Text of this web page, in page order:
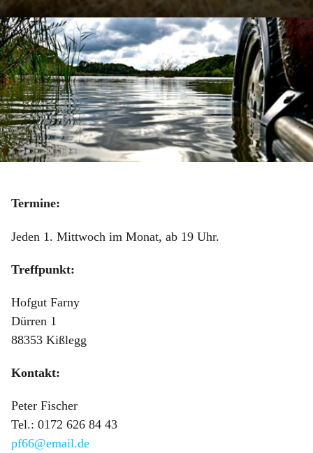
Termine:
Jeden 1. Mittwoch im Monat, ab 19 Uhr.
Treffpunkt:
Hofgut Farny
Dürren 1
88353 Kißlegg
Kontakt:
Peter Fischer
Tel.: 0172 626 84 43
pf66@email.de